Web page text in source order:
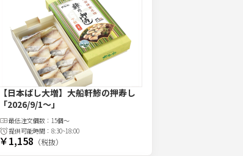
【日本ばし大増】大船軒鯵の押寿し
「2026/9/1～」
最低注文個数： 15個～
提供可能時間： 8:30~18:00
￥1,158 （税抜）